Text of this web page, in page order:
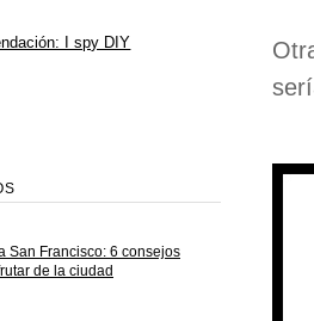
I spy DIY
San Francisco: 6 consejos
de la ciudad